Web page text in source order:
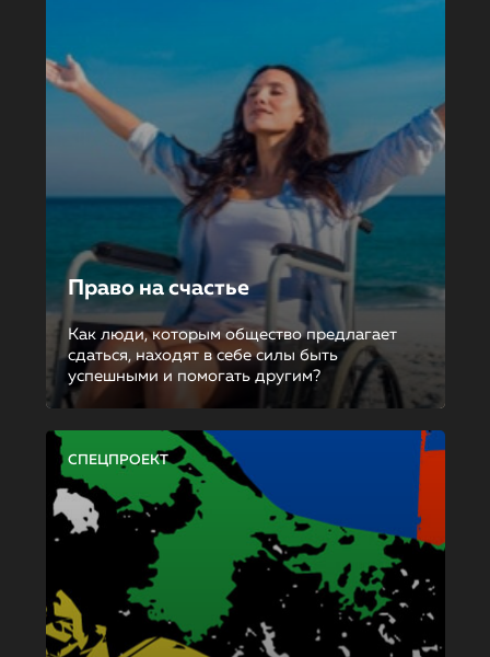
Право на счастье
Как люди, которым общество предлагает
сдаться, находят в себе силы быть
успешными и помогать другим?
СПЕЦПРОЕКТ